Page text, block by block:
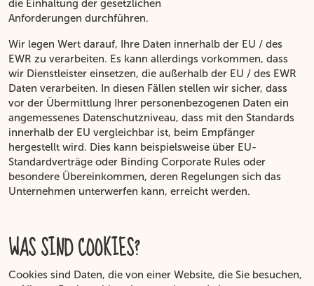
die Einhaltung der gesetzlichen
Anforderungen durchführen.
Wir legen Wert darauf, Ihre Daten innerhalb der EU / des
EWR zu verarbeiten. Es kann allerdings vorkommen, dass
wir Dienstleister einsetzen, die außerhalb der EU / des EWR
Daten verarbeiten. In diesen Fällen stellen wir sicher, dass
vor der Übermittlung Ihrer personenbezogenen Daten ein
angemessenes Datenschutzniveau, dass mit den Standards
innerhalb der EU vergleichbar ist, beim Empfänger
hergestellt wird. Dies kann beispielsweise über EU-
Standardverträge oder Binding Corporate Rules oder
besondere Übereinkommen, deren Regelungen sich das
Unternehmen unterwerfen kann, erreicht werden.
WAS SIND COOKIES?
Cookies sind Daten, die von einer Website, die Sie besuchen,